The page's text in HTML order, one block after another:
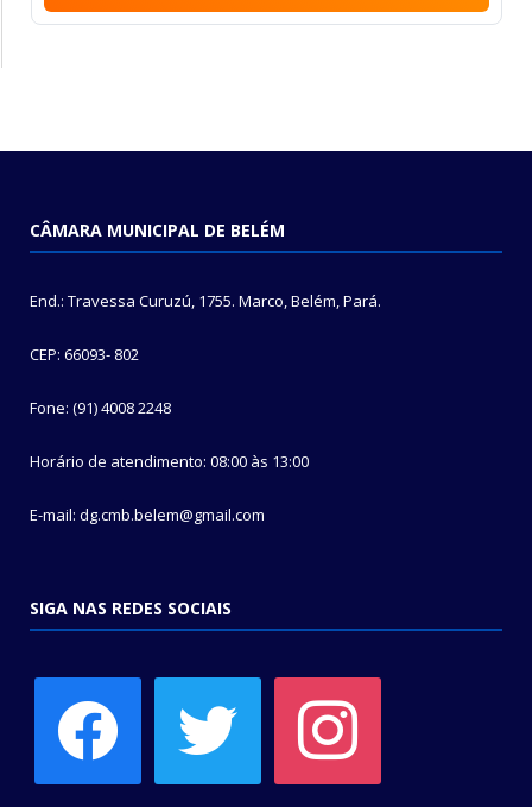
CÂMARA MUNICIPAL DE BELÉM
End.: Travessa Curuzú, 1755. Marco, Belém, Pará.
CEP: 66093- 802
Fone: (91) 4008 2248
Horário de atendimento: 08:00 às 13:00
E-mail: dg.cmb.belem@gmail.com
SIGA NAS REDES SOCIAIS